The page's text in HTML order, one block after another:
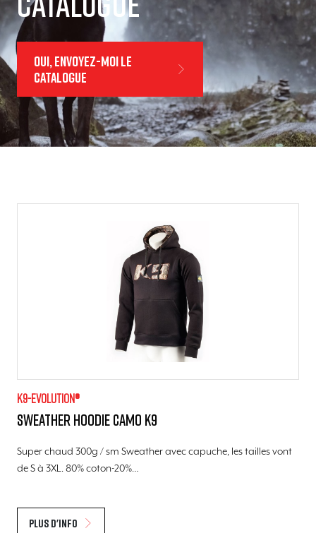
Oui, envoyez-moi le
catalogue
K9-evolution®
Sweather Hoodie camo K9
Super chaud 300g / sm Sweather avec capuche, les tailles vont
de S à 3XL. 80% coton-20%…
Plus d'info